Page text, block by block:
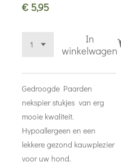
€ 5,95
In
winkelwagen
Gedroogde Paarden
nekspier stukjes van erg
mooie kwaliteit.
Hypoallergeen en een
lekkere gezond kauwplezier
voor uw hond.